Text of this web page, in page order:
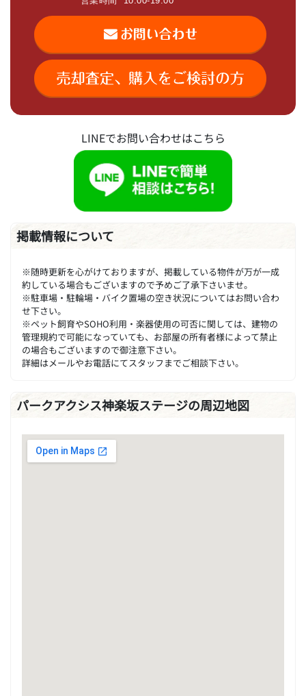
LINEでお問い合わせはこちら
掲載情報について
※随時更新を心がけておりますが、掲載している物件が万が一成
約している場合もございますので予めご了承下さいませ。
※駐車場・駐輪場・バイク置場の空き状況についてはお問い合わ
せ下さい。
※ペット飼育やSOHO利用・楽器使用の可否に関しては、建物の
管理規約で可能になっていても、お部屋の所有者様によって禁止
の場合もございますので御注意下さい。
詳細はメールやお電話にてスタッフまでご相談下さい。
パークアクシス神楽坂ステージの周辺地図